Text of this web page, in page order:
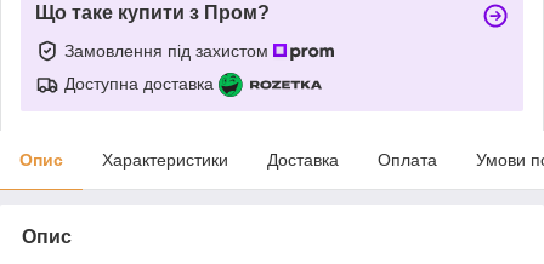
Що таке купити з Пром?
Замовлення під захистом
Доступна доставка
Опис Характеристики Доставка Оплата Умови
Опис